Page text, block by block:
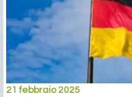
21 febbraio 2025